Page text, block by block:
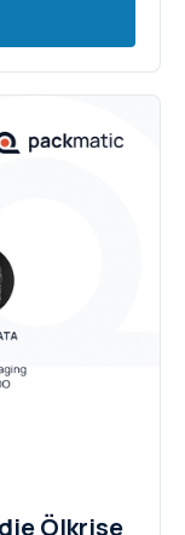
Ölkrise